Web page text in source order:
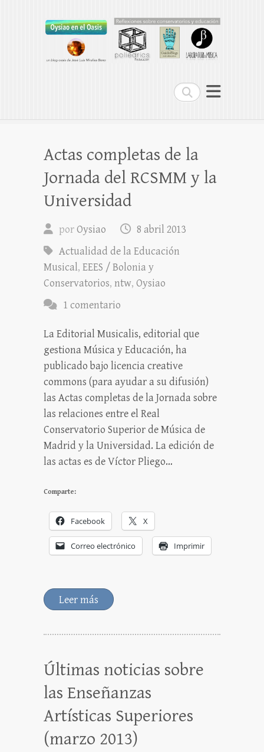
Buscar
Oysiao en el Oasis
Actas completas de la
Jornada del RCSMM y la
Universidad
porOysiao
8 abril 2013
Actualidad de la Educación
Musical, EEES / Bolonia y
Conservatorios, ntw, Oysiao
1 comentario
La Editorial Musicalis, editorial que
gestiona Música y Educación, ha
publicado bajo licencia creative
commons (para ayudar a su difusión)
las Actas completas de la Jornada sobre
las relaciones entre el Real
Conservatorio Superior de Música de
Madrid y la Universidad. La edición de
las actas es de Víctor Pliego…
Comparte:
Facebook X
Correo electrónico Imprimir
Leer más
Últimas noticias sobre
las Enseñanzas
Artísticas Superiores
(marzo 2013)